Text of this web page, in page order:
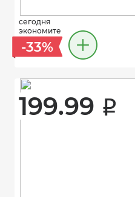
сегодня
экономите
-33%
199.99 i